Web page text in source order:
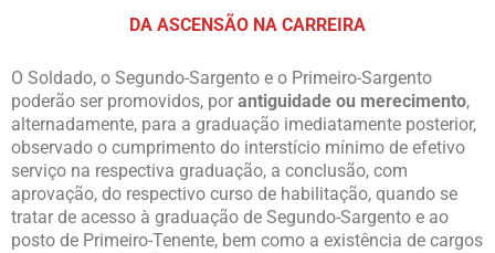
DA ASCENSÃO NA CARREIRA
O Soldado, o Segundo-Sargento e o Primeiro-Sargento
poderão ser promovidos, por antiguidade ou merecimento,
alternadamente, para a graduação imediatamente posterior,
observado o cumprimento do interstício mínimo de efetivo
serviço na respectiva graduação, a conclusão, com
aprovação, do respectivo curso de habilitação, quando se
tratar de acesso à graduação de Segundo-Sargento e ao
posto de Primeiro-Tenente, bem como a existência de cargos